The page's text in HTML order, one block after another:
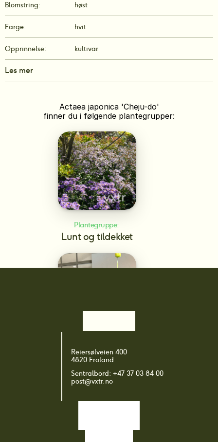
Blomstring: høst
Farge: hvit
Opprinnelse: kultivar
Les mer
Actaea japonica 'Cheju-do'
finner du i følgende plantegrupper:
Plantegruppe:
Lunt og tildekket
Prydkultivarer
Reiersølveien 400
4820 Froland
Sentralbord: +47 37 03 84 00
post@vxtr.no